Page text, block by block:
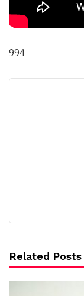
994
Related Posts